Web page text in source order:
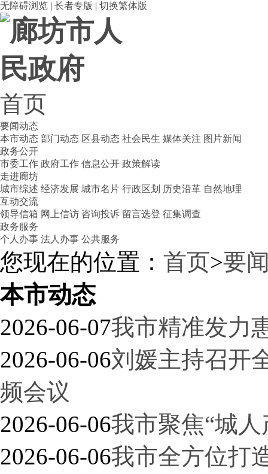
无障碍浏览 | 长者专版 | 切换繁体版
首页
要闻动态
本市动态 部门动态 区县动态 社会民生 媒体关注 图片新闻
政务公开
市委工作 政府工作 信息公开 政策解读
走进廊坊
城市综述 经济发展 城市名片 行政区划 历史沿革 自然地理
互动交流
领导信箱 网上信访 咨询投诉 留言选登 征集调查
政务服务
个人办事 法人办事 公共服务
您现在的位置： 首页>要
本市动态
2026-06-07我市精准发力
2026-06-06刘媛主持召开
频会议
2026-06-06我市聚焦“城
2026-06-06我市全方位打